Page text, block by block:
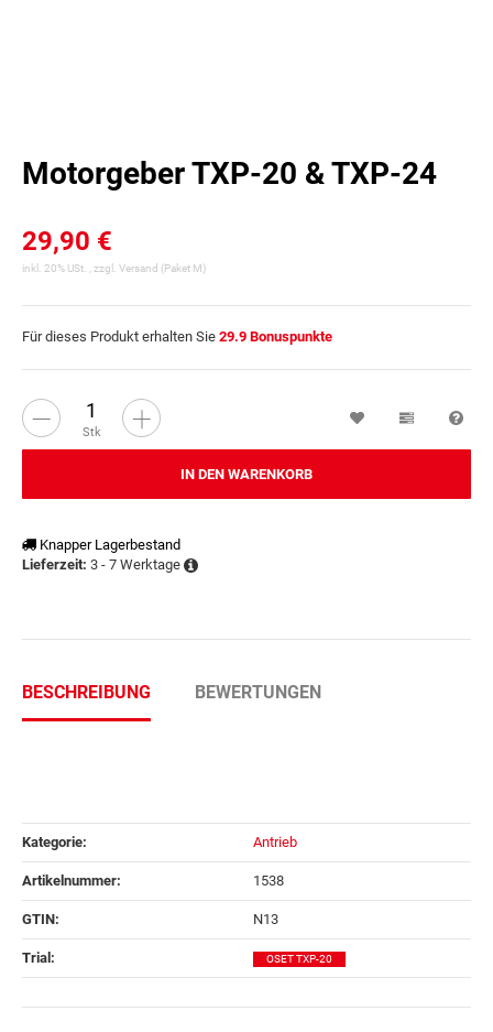
Motorgeber TXP-20 & TXP-24
29,90 €
inkl. 20% USt. , zzgl. Versand (Paket M)
Für dieses Produkt erhalten Sie 29.9 Bonuspunkte
Stk
IN DEN WARENKORB
Knapper Lagerbestand
Lieferzeit: 3 - 7 Werktage
Wunschzettel
BESCHREIBUNG BEWERTUNGEN
Kategorie: Antrieb
Artikelnummer: 1538
GTIN: N13
Trial‍: OSET TXP-20